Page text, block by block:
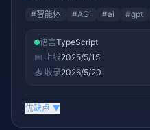
#智能体 #AGI #ai #gpt
语言TypeScript
📅 上线2025/5/15
📥 收录2026/5/20
优缺点 ▼